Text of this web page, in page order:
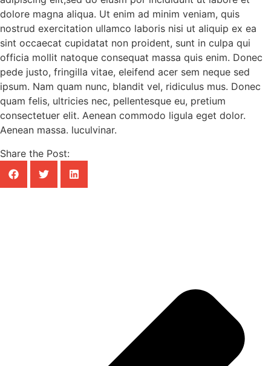
dolore magna aliqua. Ut enim ad minim veniam, quis
nostrud exercitation ullamco laboris nisi ut aliquip ex ea
sint occaecat cupidatat non proident, sunt in culpa qui
officia mollit natoque consequat massa quis enim. Donec
pede justo, fringilla vitae, eleifend acer sem neque sed
ipsum. Nam quam nunc, blandit vel, ridiculus mus. Donec
quam felis, ultricies nec, pellentesque eu, pretium
consectetuer elit. Aenean commodo ligula eget dolor.
Aenean massa. luculvinar.
Share the Post: